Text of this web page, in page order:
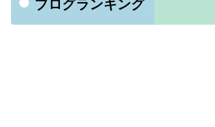
ブログランキング